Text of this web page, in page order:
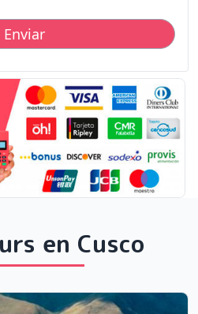
en Cusco